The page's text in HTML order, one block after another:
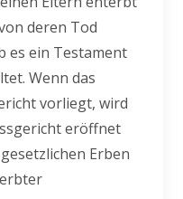
deren Tod
es ein Testament
Wenn das
vorliegt, wird
eröffnet
Erben